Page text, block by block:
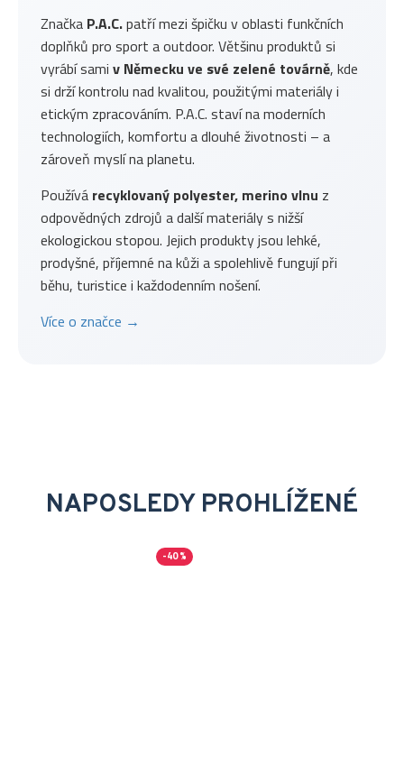
Značka P.A.C.patří mezi špičku v oblasti funkčních
doplňků pro sport a outdoor. Většinu produktů si
vyrábí sami v Německu ve své zelené továrně, kde
si drží kontrolu nad kvalitou, použitými materiály i
etickým zpracováním. P.A.C. staví na moderních
technologiích, komfortu a dlouhé životnosti – a
zároveň myslí na planetu.
Používá recyklovaný polyester, merino vlnu z
odpovědných zdrojů a další materiály s nižší
ekologickou stopou. Jejich produkty jsou lehké,
prodyšné, příjemné na kůži a spolehlivě fungují při
běhu, turistice i každodenním nošení.
Více o značce →
NAPOSLEDY PROHLÍŽENÉ
-40 %